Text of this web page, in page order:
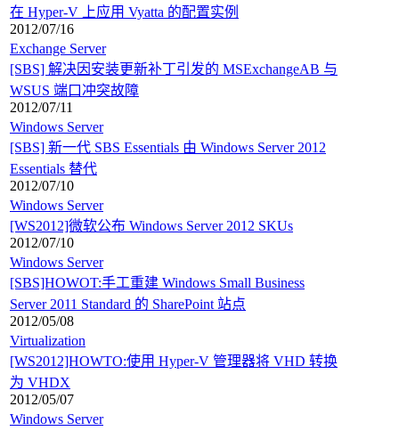
在 Hyper-V 上应用 Vyatta 的配置实例
2012/07/16
Exchange Server
[SBS] 解决因安装更新补丁引发的 MSExchangeAB 与
WSUS 端口冲突故障
2012/07/11
Windows Server
[SBS] 新一代 SBS Essentials 由 Windows Server 2012
Essentials 替代
2012/07/10
Windows Server
[WS2012]微软公布 Windows Server 2012 SKUs
2012/07/10
Windows Server
[SBS]HOWOT:手工重建 Windows Small Business
Server 2011 Standard 的 SharePoint 站点
2012/05/08
Virtualization
[WS2012]HOWTO:使用 Hyper-V 管理器将 VHD 转换
为 VHDX
2012/05/07
Windows Server